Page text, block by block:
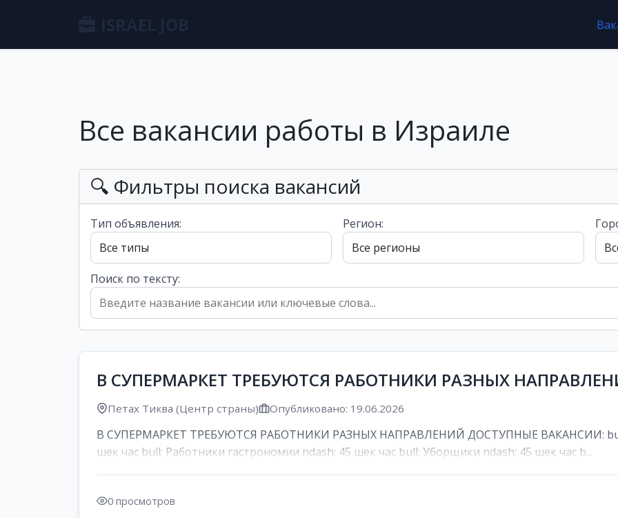
Все вакансии работы в Израиле
🔍 Фильтры поиска вакансий
Тип объявления: Регион:
Поиск по тексту:
В СУПЕРМАРКЕТ ТРЕБУЮТСЯ РАБОТНИКИ РАЗНЫХ
Петах Тиква (Центр страны) Опубликовано: 19.06.2026
В СУПЕРМАРКЕТ ТРЕБУЮТСЯ РАБОТНИКИ РАЗНЫХ НАПРАВЛЕНИЙ ДОСТУПНЫЕ ВАКАНСИИ: bull;
шек час bull; Работники гастрономии ndash; 45 шек час bull; Уборщики ndash; 45 шек час b...
0 просмотров